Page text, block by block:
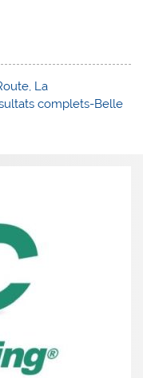
La
complets-Belle